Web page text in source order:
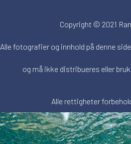
Copyright © 2021
Alle fotografier og innhold på denne
og må ikke distribueres eller
Alle rettigheter